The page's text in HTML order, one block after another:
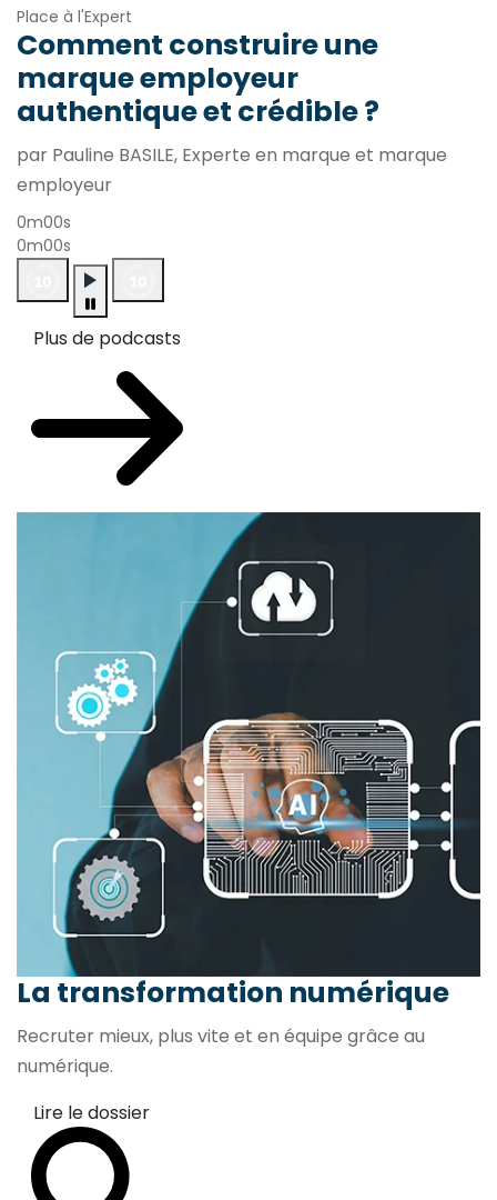
Place à l'Expert
Comment construire une
marque employeur
authentique et crédible ?
par Pauline BASILE, Experte en marque et marque
employeur
0m00s
0m00s
Plus de podcasts
La transformation numérique
Recruter mieux, plus vite et en équipe grâce au
numérique.
Lire le dossier